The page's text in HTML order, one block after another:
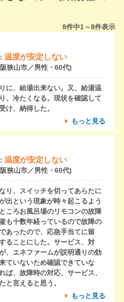
8件中1～8件表示
温度が安定しない
狭山市／男性・60代)
に、給湯出来ない。又、給湯温
、冷たくなる。現状を確認して
け、納得した。
もっと見る
温度が安定しない
狭山市／男性・60代)
り、スイッチを切ってあらたに
出という現象が時々起こるよう
ころお風呂場のリモコンの故障
も十数年経っているので故障の
あったので、応急手当てに留
ることにした。サービス、対
、エネファームが説明通りの効
ていないため確認できていな
ば、故障時の対応、サービス、
と言えると思う。
もっと見る